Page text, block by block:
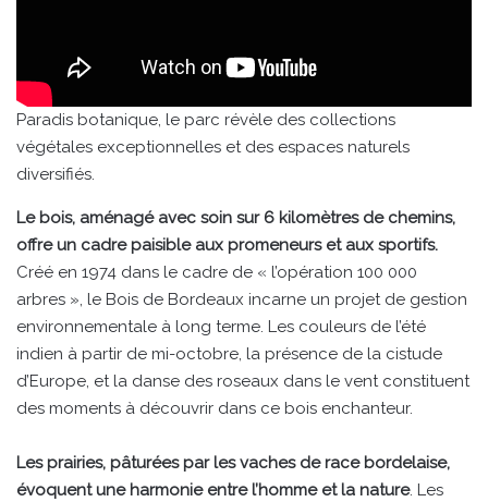
Paradis botanique, le parc révèle des collections
végétales exceptionnelles et des espaces naturels
diversifiés.
Le bois, aménagé avec soin sur 6 kilomètres de chemins,
offre un cadre paisible aux promeneurs et aux sportifs.
Créé en 1974 dans le cadre de « l’opération 100 000
arbres », le Bois de Bordeaux incarne un projet de gestion
environnementale à long terme. Les couleurs de l’été
indien à partir de mi-octobre, la présence de la cistude
d’Europe, et la danse des roseaux dans le vent constituent
des moments à découvrir dans ce bois enchanteur.
Les prairies, pâturées par les vaches de race bordelaise,
évoquent une harmonie entre l’homme et la nature. Les